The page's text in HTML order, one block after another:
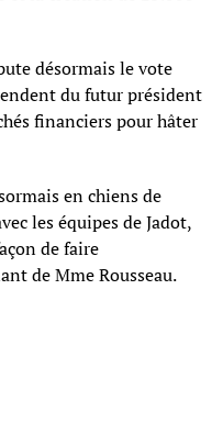
désormais le vote
du futur président
financiers pour hâter
en chiens de
les équipes de Jadot,
de faire
de Mme Rousseau.